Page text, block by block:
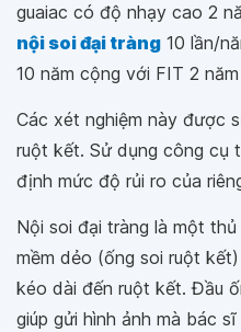
guaiac có độ nhạy cao 2
nội soi đại tràng 10 lần/
10 năm cộng với FIT 2
Các xét nghiệm này được
ruột kết. Sử dụng công cụ
định mức độ rủi ro của
Nội soi đại tràng là một
mềm dẻo (ống soi ruột
kéo dài đến ruột kết. Đầu
giúp gửi hình ảnh mà bác